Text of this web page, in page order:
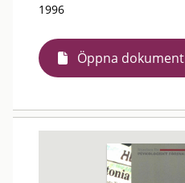
1996
Öppna dokument